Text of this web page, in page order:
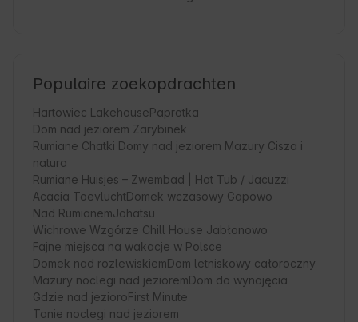
Populaire zoekopdrachten
Hartowiec LakehousePaprotka
Dom nad jeziorem Zarybinek
Rumiane Chatki Domy nad jeziorem Mazury Cisza i
natura
Rumiane Huisjes – Zwembad | Hot Tub / Jacuzzi
Acacia ToevluchtDomek wczasowy Gapowo
Nad RumianemJohatsu
Wichrowe Wzgórze Chill House Jabłonowo
Fajne miejsca na wakacje w Polsce
Domek nad rozlewiskiemDom letniskowy całoroczny
Mazury noclegi nad jezioremDom do wynajęcia
Gdzie nad jezioroFirst Minute
Tanie noclegi nad jeziorem